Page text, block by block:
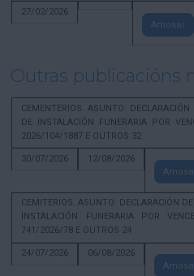
27/02/2026
Amosar
Outras publicacións
CEMENTERIOS. ASUNTO:
DE INSTALACIÓN FUNERARIA POR
2026/104/1887 E OUTROS 32
30/07/2026
12/08/2026
CEMITERIOS. ASUNTO: DECLARACIÓN
INSTALACIÓN FUNERARIA POR
741/2026/78 E OUTROS 24
24/07/2026
06/08/2026